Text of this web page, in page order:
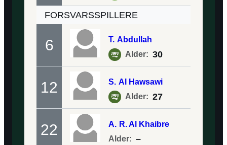
FORSVARSSPILLERE
6 T. Abdullah
Alder: 30
12 S. Al Hawsawi
Alder: 27
22 A. R. Al Khaibre
Alder: –